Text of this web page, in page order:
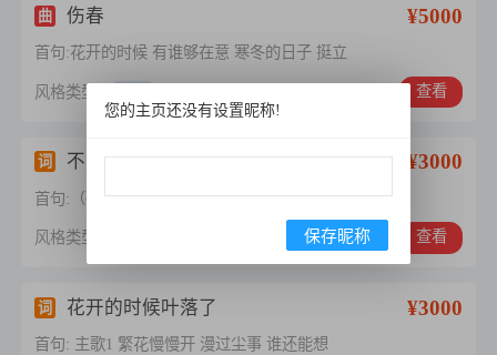
曲 伤春 ¥5000
首句:花开的时候 有谁够在意 寒冬的日子 挺立
风格类型: 查看
词 不灭心灯 ¥3000
首句:（硬摇滚歌词，激昂爆发力，适配摇滚编曲、
风格类型: 查看
词 花开的时候叶落了 ¥3000
首句: 主歌1 繁花慢慢开 漫过尘事 谁还能想
您的主页还没有设置昵称!
保存昵称